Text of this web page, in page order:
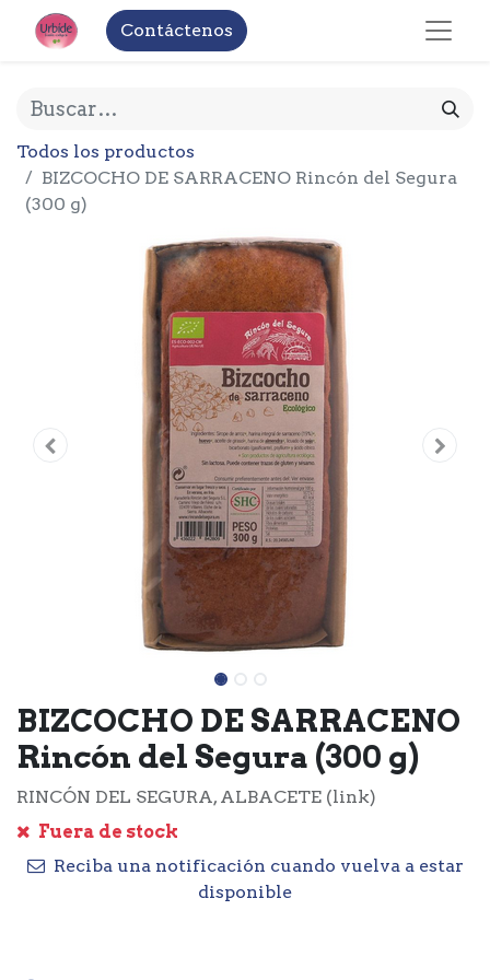
Contáctenos
Todos los productos
BIZCOCHO DE SARRACENO Rincón del Segura
(300 g)
BIZCOCHO DE SARRACENO
Rincón del Segura (300 g)
RINCÓN DEL SEGURA, ALBACETE (link)
Fuera de stock
Reciba una notificación cuando vuelva a estar
disponible